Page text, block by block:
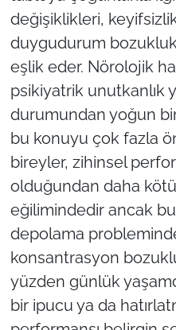
değişiklikleri,
duygudurum
eşlik eder. Nörolojik
psikiyatrik unutkanlık
durumundan yoğun
bu konuyu çok fazla
bireyler, zihinsel
olduğundan daha
eğilimindedir ancak
depolama
konsantrasyon
yüzden günlük
bir ipucu ya da